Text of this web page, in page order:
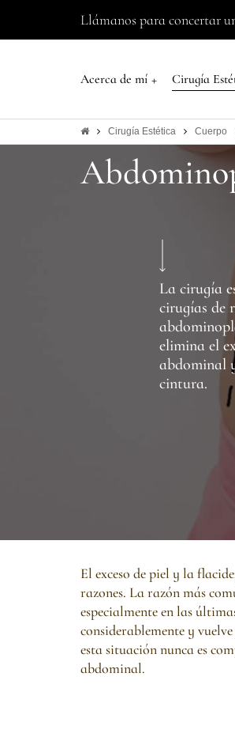
Llámanos para concertar
Acerca de mí + Cirugía
Cirugía Estética Cuerpo
La cirugía
cirugías de
elimina el
abdominal
cintura.
El exceso de piel y la
razones. La razón más
especialmente en las
considerablemente y
esta situación nunca es
abdominal.